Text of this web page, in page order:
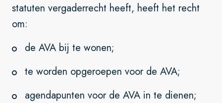
statuten vergaderrecht heeft, heeft het recht
om:
de AVA bij te wonen;
te worden opgeroepen voor de AVA;
agendapunten voor de AVA in te dienen;